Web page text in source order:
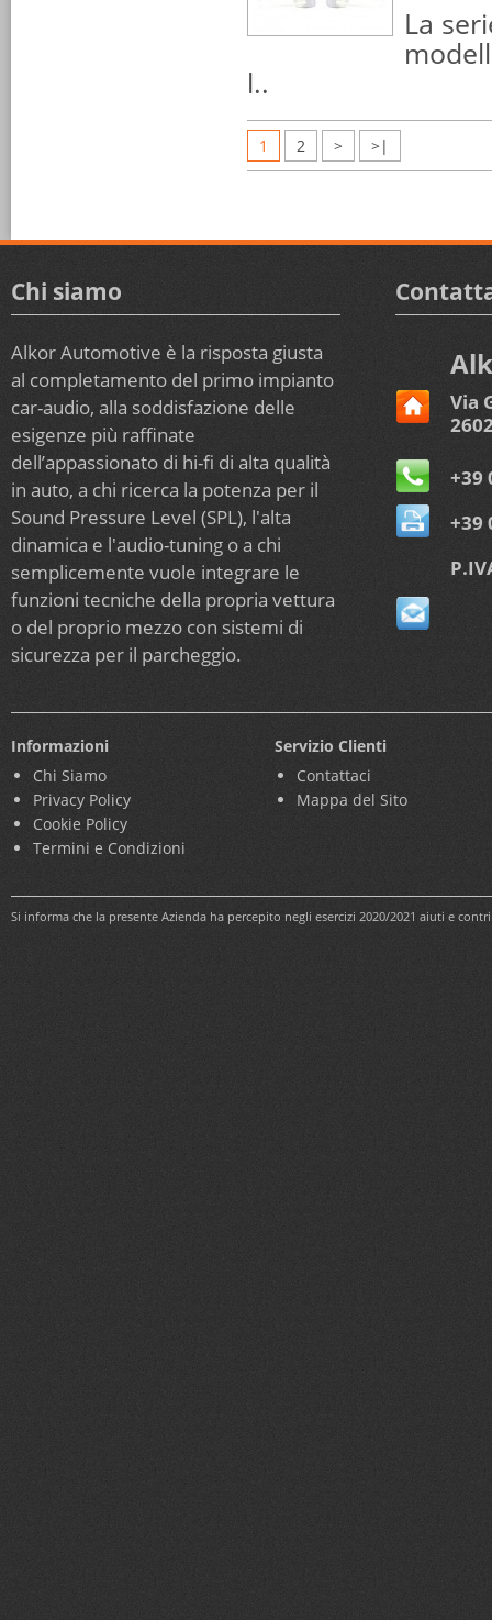
La
l..
1 2 > >|
Chi siamo
Alkor Automotive è la risposta giusta
al completamento del primo impianto
car-audio, alla soddisfazione delle
esigenze più raffinate
dell’appassionato di hi-fi di alta qualità
in auto, a chi ricerca la potenza per il
Sound Pressure Level (SPL), l'alta
dinamica e l'audio-tuning o a chi
semplicemente vuole integrare le
funzioni tecniche della propria vettura
o del proprio mezzo con sistemi di
sicurezza per il parcheggio.
Via
+39
+39
Informazioni
Chi Siamo
Privacy Policy
Cookie Policy
Termini e Condizioni
Servizio Clienti
Contattaci
Mappa del Sito
Si informa che la presente Azienda ha percepito negli esercizi 2020/2021 aiuti e